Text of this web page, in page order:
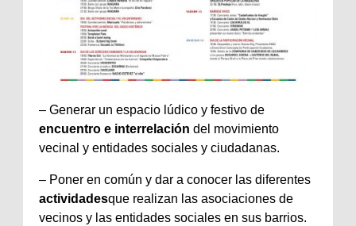
– Generar un espacio lúdico y festivo de
encuentro e interrelación del movimiento
vecinal y entidades sociales y ciudadanas.
– Poner en común y dar a conocer las diferentes
actividadesque realizan las asociaciones de
vecinos y las entidades sociales en sus barrios.